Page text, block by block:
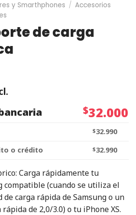
y Smarthphones / Accesorios
de carga
$32.000
$32.990
o crédito
$32.990
Carga rápidamente tu
compatible (cuando se utiliza el
de carga rápida de Samsung o un
de 2,0/3.0) o tu iPhone XS.